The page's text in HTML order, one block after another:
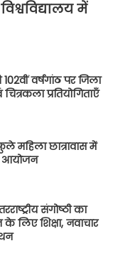
में
वर्षगांठ पर जिला
प्रतियोगिताएँ
महिला छात्रावास में
आयोजन
संगोष्ठी का
लिए शिक्षा, नवाचार